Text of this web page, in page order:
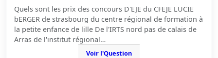
Quels sont les prix des concours D'EJE du CFEJE LUCIE
bERGER de strasbourg du centre régional de formation à
la petite enfance de lille De l'IRTS nord pas de calais de
Arras de l'institut régional…
Voir l'Question